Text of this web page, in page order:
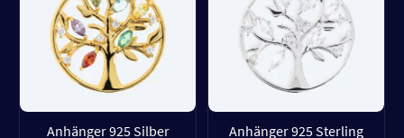
Anhänger 925 Silber
Anhänger 925 Sterling